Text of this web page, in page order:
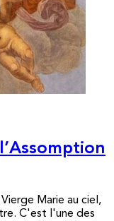
Marie au ciel,
C'est l'une des